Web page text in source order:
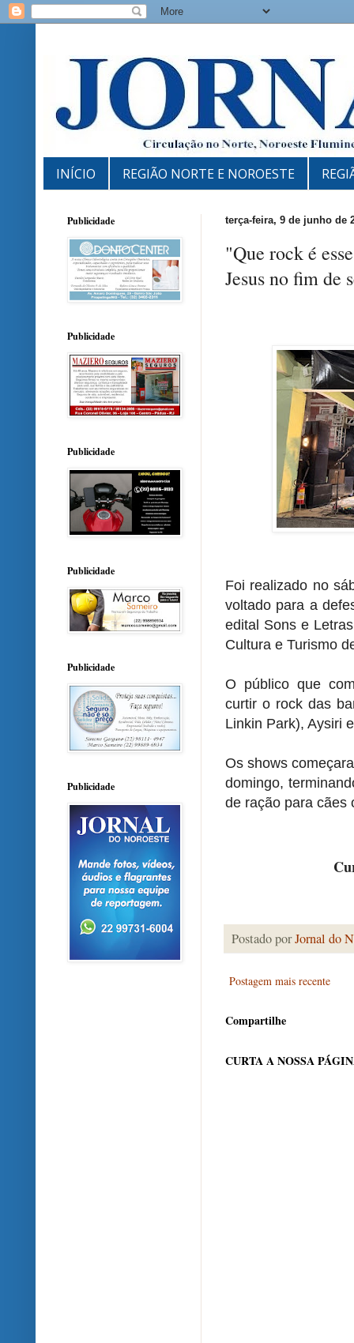
INÍCIO REGIÃO NORTE E NOROESTE
terça-feira, 9 de junho de
"Que rock é
Jesus no fim de
Foi realizado no
voltado para a
edital Sons e
Cultura e Turismo
O público que
curtir o rock das
Linkin Park), Aysiri
Os shows
domingo,
de ração para cães
Postado porJornal do
Postagem mais recente
Compartilhe
CURTA A NOSSA
Publicidade
Publicidade
Publicidade
Publicidade
Publicidade
Publicidade